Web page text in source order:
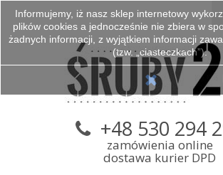
+48 530 294
zamówienia online
dostawa kurier DPD
Informujemy, iż nasz sklep internetowy
plików cookies a jednocześnie nie zbiera w
żadnych informacji, z wyjątkiem informacji
(tzw. „ciasteczkach”).